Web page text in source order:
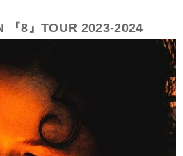
『8』TOUR 2023-2024